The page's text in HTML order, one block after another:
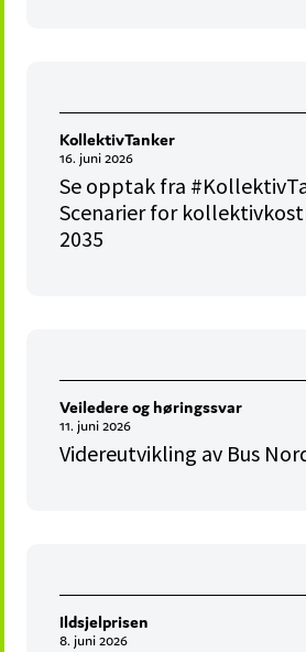
KollektivTanker
16. juni 2026
Se opptak fra
Scenarier for
2035
Veiledere og høringssvar
11. juni 2026
Videreutvikling av Bus
Ildsjelprisen
8. juni 2026